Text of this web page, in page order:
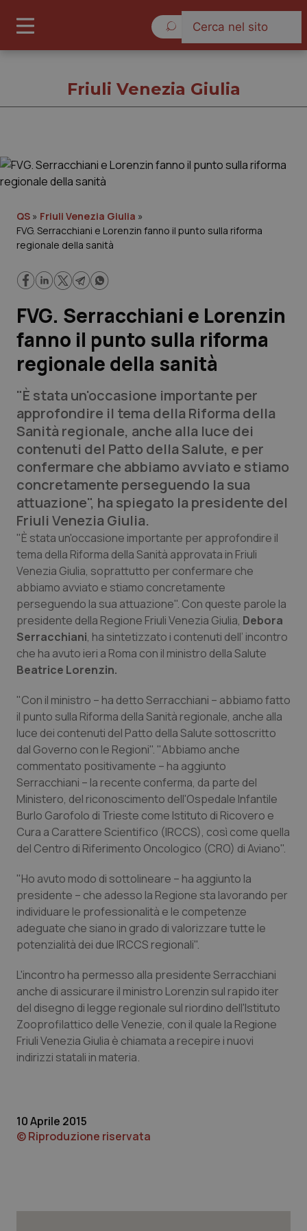
Governo e Parlamento
Regioni e Asl
Lavoro e Professioni
Scienza e Farmaci
Studi e Analisi
Lettere al direttore
Edizioni Regionali
QS Pro
Professionisti Sanitari.AI
Abruzzo
Basilicata
Calabria
Campania
Emilia-Romagna
Friuli Venezia Giulia
Lazio
Liguria
Lombardia
Marche
Molise
Piemonte
Provincia Autonoma di Bolzano
Provincia Autonoma di Trento
Puglia
Sicilia
QS Pro Gold
Artrite & artrosi
Asma & BPCO
Car-T
Colesterolo & coronaropatie
Dermatite Atopica
Diabete & glucometri
Disturbi dell’umore
Dolore
Donna & Salute
Epatiti
HIV
Infezioni & Febbre
Ipertensione & Scompenso
Malattie rare
Neuroscienze & patologie neurodegenerative
QS Club Newsletter
Friuli Venezia Giulia
QS » Friuli Venezia Giulia »
FVG. Serracchiani e Lorenzin fanno il punto sulla riforma
regionale della sanità
FVG. Serracchiani e Lorenzin
fanno il punto sulla riforma
regionale della sanità
"È stata un'occasione importante per
approfondire il tema della Riforma della
Sanità regionale, anche alla luce dei
contenuti del Patto della Salute, e per
confermare che abbiamo avviato e stiamo
concretamente perseguendo la sua
attuazione", ha spiegato la presidente del
Friuli Venezia Giulia.
"È stata un'occasione importante per approfondire il
tema della Riforma della Sanità approvata in Friuli
Venezia Giulia, soprattutto per confermare che
abbiamo avviato e stiamo concretamente
perseguendo la sua attuazione". Con queste parole la
presidente della Regione Friuli Venezia Giulia, Debora
Serracchiani, ha sintetizzato i contenuti dell’ incontro
che ha avuto ieri a Roma con il ministro della Salute
Beatrice Lorenzin.
"Con il ministro – ha detto Serracchiani – abbiamo fatto
il punto sulla Riforma della Sanità regionale, anche alla
luce dei contenuti del Patto della Salute sottoscritto
dal Governo con le Regioni". "Abbiamo anche
commentato positivamente – ha aggiunto
Serracchiani – la recente conferma, da parte del
Ministero, del riconoscimento dell'Ospedale Infantile
Burlo Garofolo di Trieste come Istituto di Ricovero e
Cura a Carattere Scientifico (IRCCS), così come quella
del Centro di Riferimento Oncologico (CRO) di Aviano".
"Ho avuto modo di sottolineare – ha aggiunto la
presidente – che adesso la Regione sta lavorando per
individuare le professionalità e le competenze
adeguate che siano in grado di valorizzare tutte le
potenzialità dei due IRCCS regionali".
L'incontro ha permesso alla presidente Serracchiani
anche di assicurare il ministro Lorenzin sul rapido iter
del disegno di legge regionale sul riordino dell'Istituto
Zooprofilattico delle Venezie, con il quale la Regione
Friuli Venezia Giulia è chiamata a recepire i nuovi
indirizzi statali in materia.
10 Aprile 2015
© Riproduzione riservata